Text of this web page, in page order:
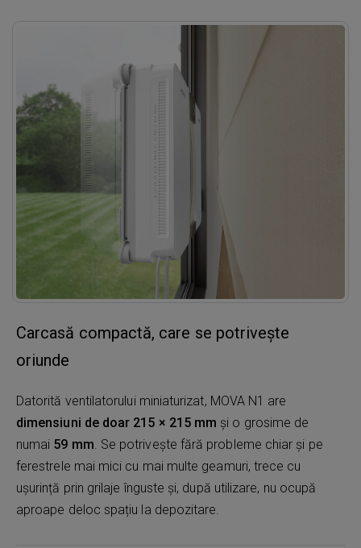
Carcasă compactă, care se potrivește
oriunde
Datorită ventilatorului miniaturizat, MOVA N1 are
dimensiuni de doar 215 × 215 mm și o grosime de
numai 59 mm. Se potrivește fără probleme chiar și pe
ferestrele mai mici cu mai multe geamuri, trece cu
ușurință prin grilaje înguste și, după utilizare, nu ocupă
aproape deloc spațiu la depozitare.